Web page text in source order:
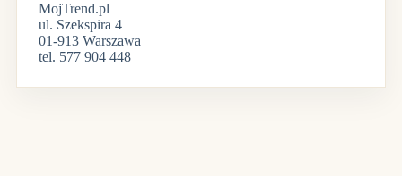
MojTrend.pl
ul. Szekspira 4
01-913 Warszawa
tel. 577 904 448